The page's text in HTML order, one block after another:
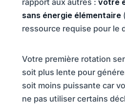
sans énergie élémentaire
ressource requise pour le
Votre première rotation
soit plus lente pour
soit moins puissante car
ne pas utiliser certains